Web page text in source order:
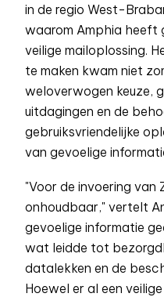
in de regio West-
waarom Amphia heeft
veilige mailoplossing.
te maken kwam niet
weloverwogen keuze,
uitdagingen en de
gebruiksvriendelijke
van gevoelige
"Voor de invoering van
onhoudbaar," vertelt
gevoelige informatie
wat leidde tot
datalekken en de
Hoewel er al een